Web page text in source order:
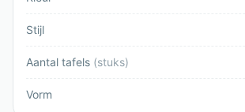
Stijl
Aantal tafels (stuks)
Vorm